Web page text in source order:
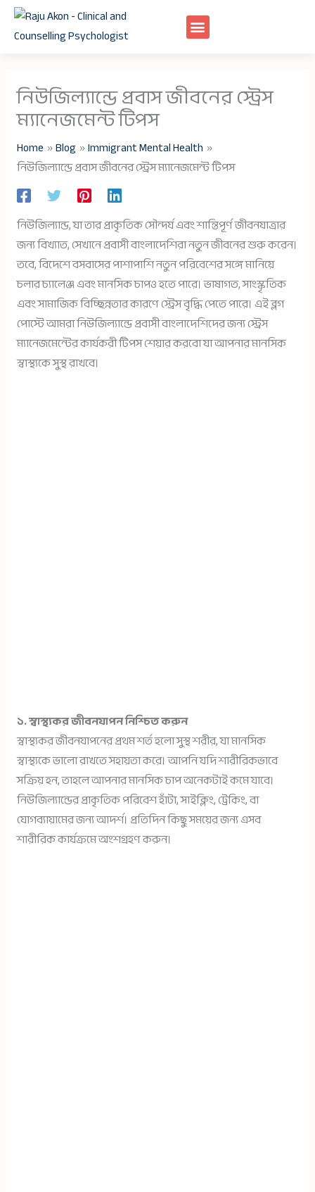
Skip
নিউজিল্যান্ডে প্রবাস জীবনের স্ট্রেস
ম্যানেজমেন্ট টিপস
Home Blog
Immigrant Mental Health
নিউজিল্যান্ডে প্রবাস জীবনের স্ট্রেস ম্যানেজমেন্ট টিপস
নিউজিল্যান্ড, যা তার প্রাকৃতিক সৌন্দর্য এবং শান্তিপূর্ণ জীবনযাত্রার
জন্য বিখ্যাত, সেখানে প্রবাসী বাংলাদেশিরা নতুন জীবনের শুরু করেন।
তবে, বিদেশে বসবাসের পাশাপাশি নতুন পরিবেশের সঙ্গে মানিয়ে
চলার চ্যালেঞ্জ এবং মানসিক চাপও হতে পারে। ভাষাগত, সাংস্কৃতিক
এবং সামাজিক বিচ্ছিন্নতার কারণে স্ট্রেস বৃদ্ধি পেতে পারে। এই ব্লগ
পোস্টে আমরা নিউজিল্যান্ডে প্রবাসী বাংলাদেশিদের জন্য স্ট্রেস
ম্যানেজমেন্টের কার্যকরী টিপস শেয়ার করবো যা আপনার মানসিক
স্বাস্থ্যকে সুস্থ রাখবে।
১. স্বাস্থ্যকর জীবনযাপন নিশ্চিত করুন
স্বাস্থ্যকর জীবনযাপনের প্রথম শর্ত হলো সুস্থ শরীর, যা মানসিক
স্বাস্থ্যকে ভালো রাখতে সহায়তা করে। আপনি যদি শারীরিকভাবে
সক্রিয় হন, তাহলে আপনার মানসিক চাপ অনেকটাই কমে যাবে।
নিউজিল্যান্ডের প্রাকৃতিক পরিবেশ হাঁটা, সাইক্লিং, ট্রেকিং, বা
যোগব্যায়ামের জন্য আদর্শ। প্রতিদিন কিছু সময়ের জন্য এসব
শারীরিক কার্যক্রমে অংশগ্রহণ করুন।